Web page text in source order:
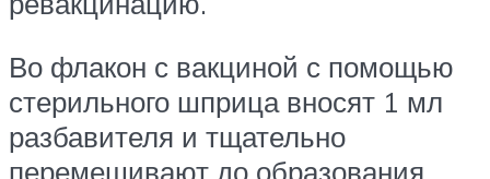
Во флакон с вакциной с помощью
стерильного шприца вносят 1 мл
разбавителя и тщательно
перемешивают до образования